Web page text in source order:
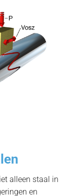
alleen staal in
en